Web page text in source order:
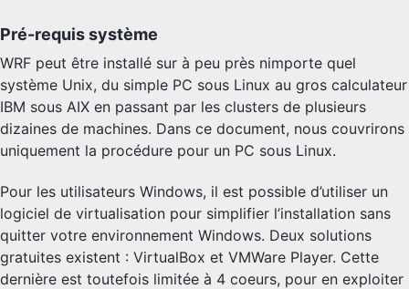
Pré-requis système
WRF peut être installé sur à peu près nimporte quel
système Unix, du simple PC sous Linux au gros calculateur
IBM sous AIX en passant par les clusters de plusieurs
dizaines de machines. Dans ce document, nous couvrirons
uniquement la procédure pour un PC sous Linux.
Pour les utilisateurs Windows, il est possible d’utiliser un
logiciel de virtualisation pour simplifier l’installation sans
quitter votre environnement Windows. Deux solutions
gratuites existent : VirtualBox et VMWare Player. Cette
dernière est toutefois limitée à 4 coeurs, pour en exploiter